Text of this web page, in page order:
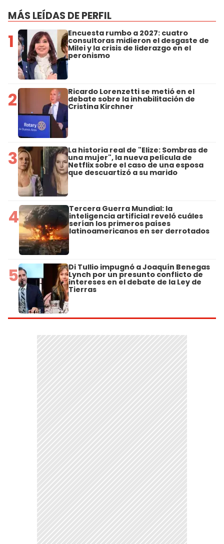
MÁS LEÍDAS DE PERFIL
1 Encuesta rumbo a 2027: cuatro
consultoras midieron el desgaste de
Milei y la crisis de liderazgo en el
peronismo
2 Ricardo Lorenzetti se metió en el
debate sobre la inhabilitación de
Cristina Kirchner
3 La historia real de "Elize: Sombras de
una mujer", la nueva película de
Netflix sobre el caso de una esposa
que descuartizó a su marido
4 Tercera Guerra Mundial: la
inteligencia artificial reveló cuáles
serían los primeros países
latinoamericanos en ser derrotados
5 Di Tullio impugnó a Joaquín Benegas
Lynch por un presunto conflicto de
intereses en el debate de la Ley de
Tierras